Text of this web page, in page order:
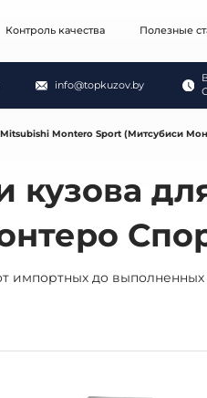
Контроль качества Полезные
info@topkuzov.by
Montero Sport (Митсубиси
кузова
импортных до выполненных